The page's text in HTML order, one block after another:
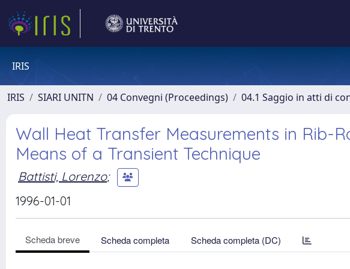
IRIS
IRIS SIARI UNITN 04 Convegni (Proceedings) 04.1 Saggio in atti di
Wall Heat Transfer Measurements in Rib-
Means of a Transient Technique
Battisti, Lorenzo;
1996-01-01
Scheda breve Scheda completa Scheda completa (DC)